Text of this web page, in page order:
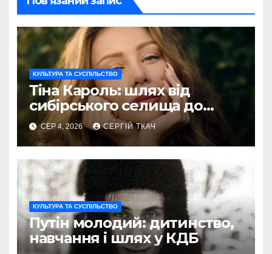
КУЛЬТУРА ТА СУСПІЛЬСТВО
Тіна Кароль: шлях від
сибірського селища до
голосу України
СЕР 4, 2026 СЕРГІЙ ТКАЧ
КУЛЬТУРА ТА СУСПІЛЬСТВО
Путін молодий: дитинство,
навчання і шлях у КДБ